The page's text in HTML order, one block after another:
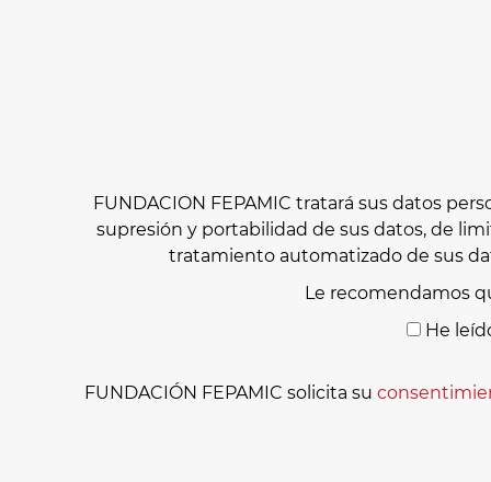
FUNDACION FEPAMIC tratará sus datos
supresión y portabilidad de sus datos, de
tratamiento automatizado de sus
Le recomendamos
He
FUNDACIÓN FEPAMIC solicita su